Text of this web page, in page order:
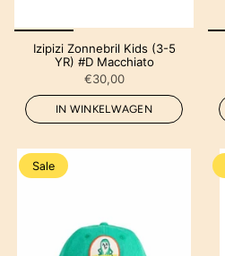
Izipizi Zonnebril Kids (3-5
YR) #D Macchiato
€30,00
IN WINKELWAGEN
Sale